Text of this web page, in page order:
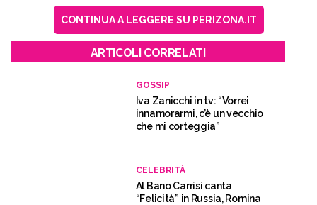
CONTINUA A LEGGERE SU PERIZONA.IT
ARTICOLI CORRELATI
GOSSIP
Iva Zanicchi in tv: “Vorrei
innamorarmi, c’è un vecchio
che mi corteggia”
CELEBRITÀ
Al Bano Carrisi canta
“Felicità” in Russia, Romina